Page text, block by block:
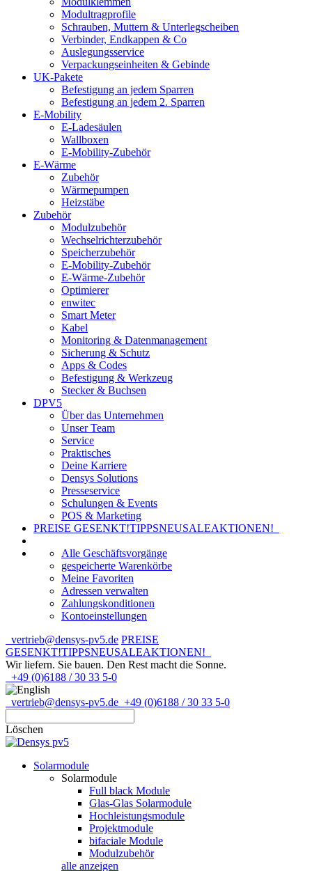
Modultragprofile
Schrauben, Muttern & Unterlegscheiben
Verbinder, Endkappen & Co
Auslegungsservice
Verpackungseinheiten & Gebinde
UK-Pakete
Befestigung an jedem Sparren
Befestigung an jedem 2. Sparren
E-Mobility
E-Ladesäulen
Wallboxen
E-Mobility-Zubehör
E-Wärme
Zubehör
Wärmepumpen
Heizstäbe
Zubehör
Modulzubehör
Wechselrichterzubehör
Speicherzubehör
E-Mobility-Zubehör
E-Wärme-Zubehör
Optimierer
enwitec
Smart Meter
Kabel
Monitoring & Datenmanagement
Sicherung & Schutz
Apps & Codes
Befestigung & Werkzeug
Stecker & Buchsen
DPV5
Über das Unternehmen
Unser Team
Service
Praktisches
Deine Karriere
Densys Solutions
Presseservice
Schulungen & Events
POS & Marketing
PREISE GESENKT!TIPPSNEUSALEAKTIONEN!
Alle Geschäftsvorgänge
gespeicherte Warenkörbe
Meine Favoriten
Adressen verwalten
Zahlungskonditionen
Kontoeinstellungen
vertrieb@densys-pv5.de PREISE
GESENKT!TIPPSNEUSALEAKTIONEN!
Wir liefern. Sie bauen. Den Rest macht die Sonne.
+49 (0)6188 / 30 33 5-0
vertrieb@densys-pv5.de +49 (0)6188 / 30 33 5-0
Löschen
Solarmodule
Solarmodule
Full black Module
Glas-Glas Solarmodule
Hochleistungsmodule
Projektmodule
bifaciale Module
Modulzubehör
alle anzeigen